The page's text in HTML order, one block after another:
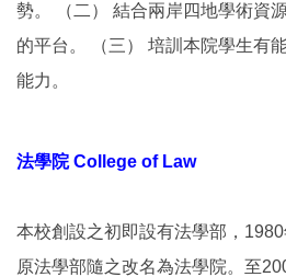
勢。 （二） 結合兩岸四地學術資
的平台。 （三） 培訓本院學生有
能力。
法學院 College of Law
本校創設之初即設有法學部，1980
原法學部隨之改名為法學院。至